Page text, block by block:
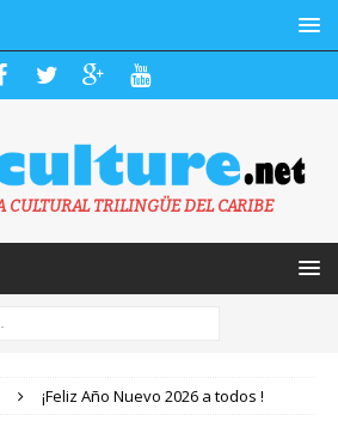
CULTURAL TRILINGÜE DEL CARIBE
¡Feliz Año Nuevo 2026 a todos !